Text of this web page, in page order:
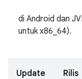
di Android dan
untuk x86_64).
Update
Rilis